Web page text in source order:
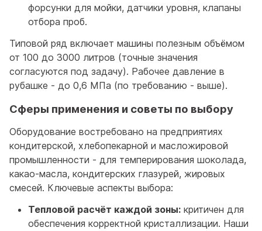
форсунки для мойки, датчики уровня, клапаны
отбора проб.
Типовой ряд включает машины полезным объёмом
от 100 до 3000 литров (точные значения
согласуются под задачу). Рабочее давление в
рубашке - до 0,6 МПа (по требованию - выше).
Сферы применения и советы по выбору
Оборудование востребовано на предприятиях
кондитерской, хлебопекарной и масложировой
промышленности - для темперирования шоколада,
какао-масла, кондитерских глазурей, жировых
смесей. Ключевые аспекты выбора:
Тепловой расчёт каждой зоны: критичен для
обеспечения корректной кристаллизации. Наши